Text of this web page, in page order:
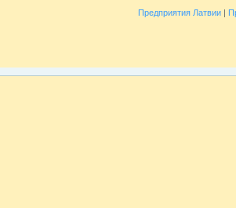
Предприятия Латвии|